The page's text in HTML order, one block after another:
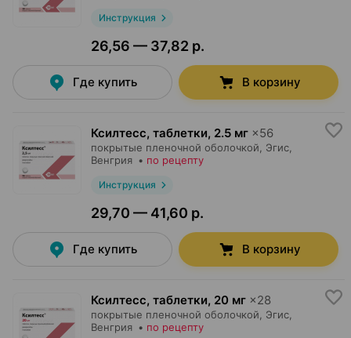
Инструкция
26,56 — 37,82 р.
Где купить В корзину
Ксилтесс, таблетки, 2.5 мг ×56
покрытые пленочной оболочкой, Эгис
Венгрия • по рецепту
Инструкция
29,70 — 41,60 р.
Где купить В корзину
Ксилтесс, таблетки, 20 мг ×28
покрытые пленочной оболочкой, Эгис
Венгрия • по рецепту